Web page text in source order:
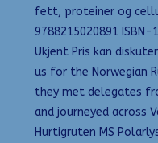
fett, proteiner og
9788215020891 ISBN-
Ukjent Pris kan
us for the Norwegian
they met delegates
and journeyed across
Hurtigruten MS